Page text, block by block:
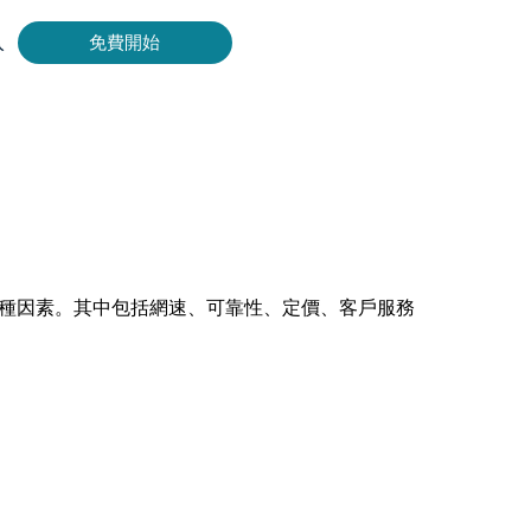
免費開始
因素。其中包括網速、可靠性、定價、客戶服務